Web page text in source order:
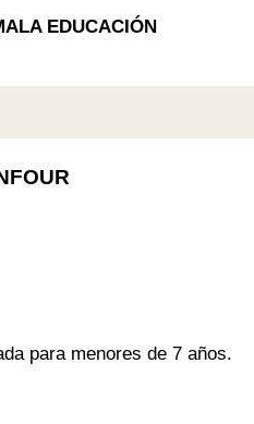
EDUCACIÓN
para menores de 7 años.